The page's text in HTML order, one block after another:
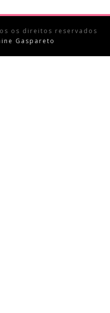
os direitos reservados
Gaspareto